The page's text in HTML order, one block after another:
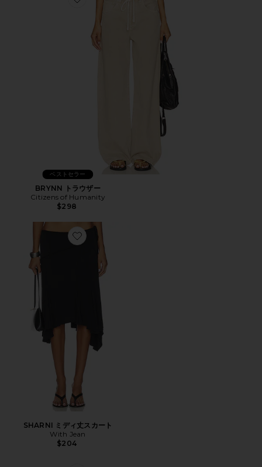
Favorite BRYNN トラウザー
ベストセラー
BRYNN トラウザー
Citizens of Humanity
$298
Favorite SHARNI ミディ丈スカート
SHARNI ミディ丈スカート
With Jean
$204